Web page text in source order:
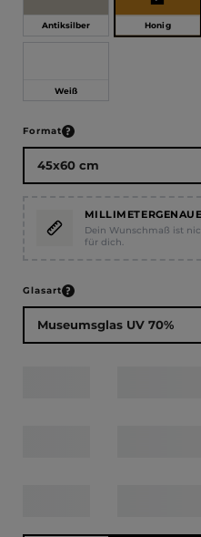
Antiksilber Honig
Weiß
Formatauswählen
Dein Wunschmaß ist
für dich.
Glasartauswählen